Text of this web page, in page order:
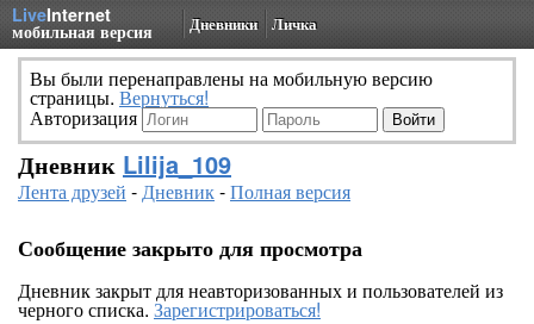
LiveInternet
мобильная версия Дневники Личка
Вы были перенаправлены на мобильную версию
страницы. Вернуться!
Авторизация
Дневник Lilija_109
Лента друзей -Дневник-Полная версия
Сообщение закрыто для просмотра
Дневник закрыт для неавторизованных и пользователей из
черного списка. Зарегистрироваться!